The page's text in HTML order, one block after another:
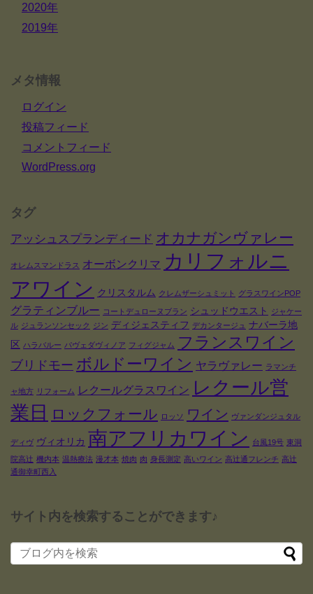
2020年
2019年
メタ情報
ログイン
投稿フィード
コメントフィード
WordPress.org
タグ
アッシュスプランディード オカナガンヴァレー
オレムスマンドラス オーボンクリマ カリフォルニ
アワイン クリスタルム クレムザーシュミット グラスワインPOP
グラティンブルー コートデュローヌブラン シュッドウエスト
ジャケー
ル ジュランソンセック ジン ディジェスティフ デカンタージュ ナバーラ地
区 ハラバルー パヴェダヴィノア フィグジャム フランスワイン
ブリドモー ボルドーワイン ヤラヴァレー ラマンチ
ャ地方 リフォーム レクールグラスワイン レクール営
業日 ロックフォール ロッソ ワイン ヴァンダンジュタル
ディヴ ヴィオリカ 南アフリカワイン 台風19号 東洞
院高辻 機内本 温熱療法 漫才本 焼肉 肉 身長測定 高いワイン 高辻通フレンチ 高辻
通御幸町西入
サイト内を検索することができます♪